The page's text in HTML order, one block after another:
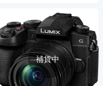
補貨中